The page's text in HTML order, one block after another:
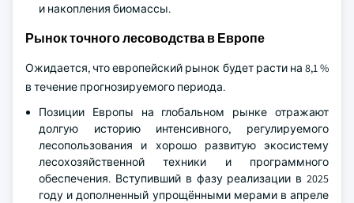
и накопления биомассы.
Рынок точного лесоводства в Европе
Ожидается, что европейский рынок будет расти на 8,1 %
в течение прогнозируемого периода.
Позиции Европы на глобальном рынке отражают
долгую историю интенсивного, регулируемого
лесопользования и хорошо развитую экосистему
лесохозяйственной техники и программного
обеспечения. Вступивший в фазу реализации в 2025
году и дополненный упрощёнными мерами в апреле